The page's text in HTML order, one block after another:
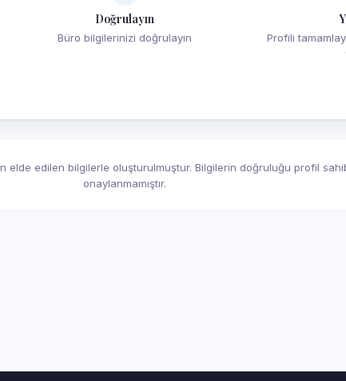
Doğrulayın
Büro bilgilerinizi doğrulayın
Profili
elde edilen bilgilerle oluşturulmuştur. Bilgilerin doğruluğu profil
onaylanmamıştır.